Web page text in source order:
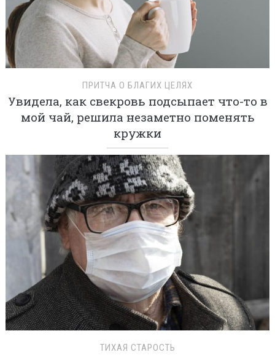
ПРИТЧА О БЛАГИХ ЦЕЛЯХ
Увидела, как свекровь подсыпает что-то в
мой чай, решила незаметно поменять
кружки
ТИХАЯ СТАРОСТЬ